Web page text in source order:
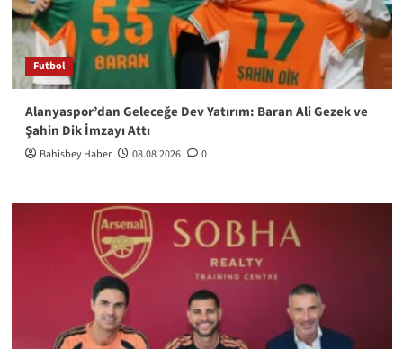
Futbol
Alanyaspor’dan Geleceğe Dev Yatırım: Baran Ali Gezek ve
Şahin Dik İmzayı Attı
Bahisbey Haber 08.08.2026 0